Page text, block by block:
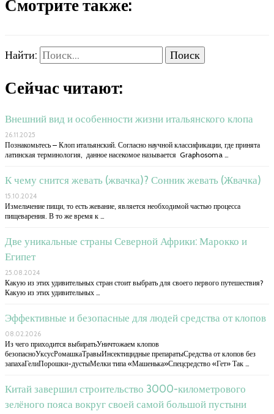
Смотрите также:
Найти:
Сейчас читают:
Внешний вид и особенности жизни итальянского клопа
26.11.2025
Познакомьтесь – Клоп итальянский. Согласно научной классификации, где принята
латинская терминология, данное насекомое называется Graphosoma …
К чему снится жевать (жвачка)? Сонник жевать (Жвачка)
15.10.2024
Измельчение пищи, то есть жевание, является необходимой частью процесса
пищеварения. В то же время к …
Две уникальные страны Северной Африки: Марокко и
Египет
25.08.2024
Какую из этих удивительных стран стоит выбрать для своего первого путешествия?
Какую из этих удивительных …
Эффективные и безопасные для людей средства от клопов
08.02.2026
Из чего приходится выбиратьУничтожаем клопов
безопасноУксусРомашкаТравыИнсектицидные препаратыСредства от клопов без
запахаГелиПорошки-дустыМелки типа «Машенька»Спецсредство «Гет» Так …
Китай завершил строительство 3000-километрового
зелёного пояса вокруг своей самой большой пустыни